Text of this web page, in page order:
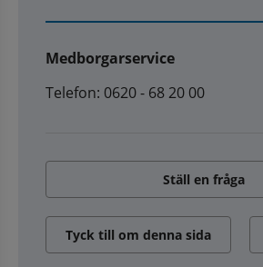
Medborgarservice
Telefon: 0620 - 68 20 00
Ställ en fråga
Tyck till om denna sida